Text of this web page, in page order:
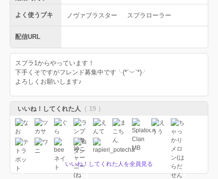
よく使うブキ ノヴァブラスター スプラローラー
配信URL
スプラ1からやっています！
下手くそですがフレンド募集中です╰(*´︶`*)╯
よろしくお願いします♪
いいね！してくれた人 （ 19 ）
いいね！してくれた人を全員見る